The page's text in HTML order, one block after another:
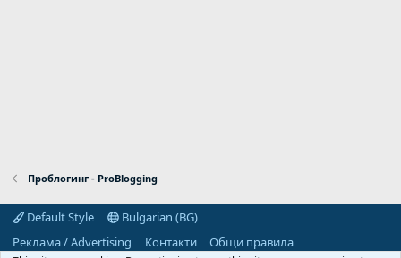
Проблогинг - ProBlogging
Default Style
Bulgarian (BG)
Реклама / Advertising
Контакти
Общи правила